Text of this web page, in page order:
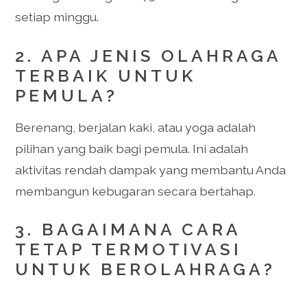
setiap minggu.
2. APA JENIS OLAHRAGA
TERBAIK UNTUK
PEMULA?
Berenang, berjalan kaki, atau yoga adalah
pilihan yang baik bagi pemula. Ini adalah
aktivitas rendah dampak yang membantu Anda
membangun kebugaran secara bertahap.
3. BAGAIMANA CARA
TETAP TERMOTIVASI
UNTUK BEROLAHRAGA?